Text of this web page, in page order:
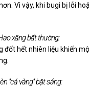
Vì vậy, khi bugi bị lỗi
xăng bất thường:
hết nhiên liệu khiến
"cá vàng" bật sáng: